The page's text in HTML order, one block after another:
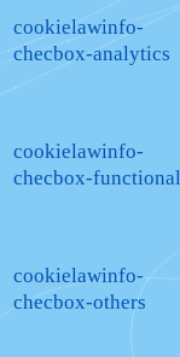
cookielawinfo-
checbox-analytics
cookielawinfo-
checbox-functional
cookielawinfo-
checbox-others